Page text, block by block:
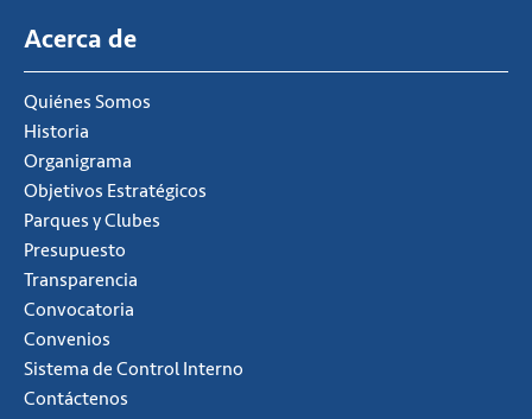
Acerca de
Quiénes Somos
Historia
Organigrama
Objetivos Estratégicos
Parques y Clubes
Presupuesto
Transparencia
Convocatoria
Convenios
Sistema de Control Interno
Contáctenos